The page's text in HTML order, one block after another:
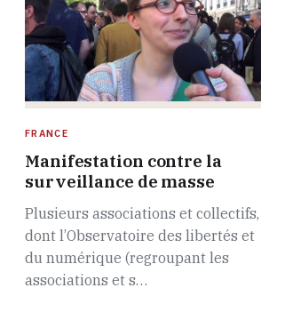
FRANCE
Manifestation contre la
surveillance de masse
Plusieurs associations et collectifs,
dont l’Observatoire des libertés et
du numérique (regroupant les
associations et s…